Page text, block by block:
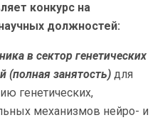
конкурс на
должностей:
в сектор генетических
(полная занятость) для
генетических,
механизмов нейро- и